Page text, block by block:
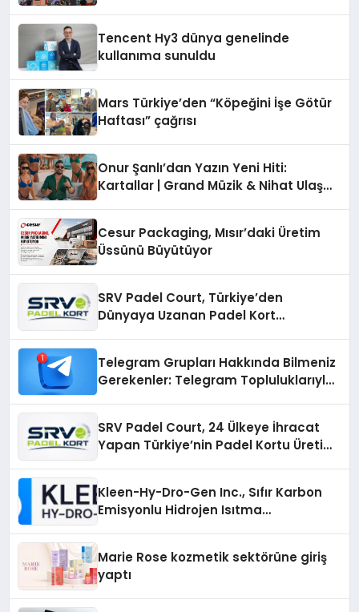
Tencent Hy3 dünya genelinde
kullanıma sunuldu
Mars Türkiye’den “Köpeğini İşe Götür
Haftası” çağrısı
Onur Şanlı’dan Yazın Yeni Hiti:
Kartallar | Grand Müzik & Nihat Ulaş
Cesur Packaging, Mısır’daki Üretim
Üssünü Büyütüyor
SRV Padel Court, Türkiye’den
Dünyaya Uzanan Padel Kort
Telegram Grupları Hakkında Bilmeniz
Gerekenler: Telegram Topluluklarıyla
SRV Padel Court, 24 Ülkeye İhracat
Yapan Türkiye’nin Padel Kortu Üretim
Kleen-Hy-Dro-Gen Inc., Sıfır Karbon
Emisyonlu Hidrojen Isıtma
Marie Rose kozmetik sektörüne giriş
yaptı